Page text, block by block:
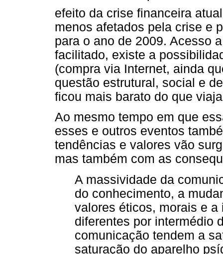
efeito da crise financeira
menos afetados pela crise e
para o ano de 2009. Acesso
facilitado, existe a
(compra via Internet, ainda
questão estrutural, social e
ficou mais barato do que
Ao mesmo tempo em que
esses e outros eventos
tendências e valores vão
mas também com as
A massividade da
do conhecimento, a
valores éticos, morais e
diferentes por intermédio
comunicação tendem a
saturação do aparelho